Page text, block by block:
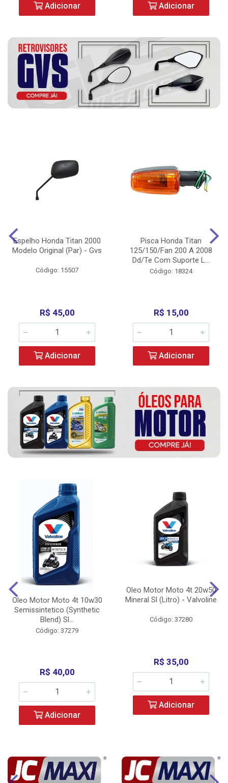
Adicionar Adicionar
Espelho Honda Titan 2000
Modelo Original (Par) - Gvs
Código: 15507
R$ 45,00
Adicionar
Pisca Honda Titan
125/150/Fan 200 A 2008
Dd/Te Com Suporte L...
Código: 18324
R$ 15,00
Adicionar
Oleo Motor Moto 4t 10w30
Semissintetico (Synthetic
Blend) Sl...
Código: 37279
R$ 40,00
Adicionar
Oleo Motor Moto 4t 20w50
Mineral Sl (Litro) - Valvoline
Código: 37280
R$ 35,00
Adicionar